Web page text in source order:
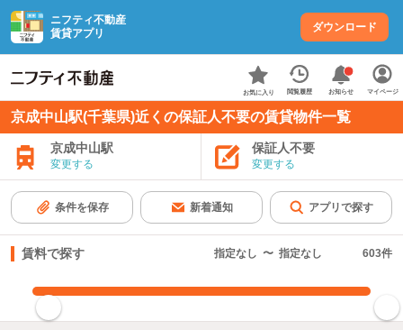
ニフティ不動産
賃貸アプリ
ダウンロード
お気に入り 閲覧履歴 お知らせ マイページ
京成中山駅(千葉県)近くの保証人不要の賃貸物件一覧
京成中山駅
変更する
保証人不要
変更する
条件を保存 新着通知 アプリで探す
賃料で探す 指定なし 〜 指定なし 603件